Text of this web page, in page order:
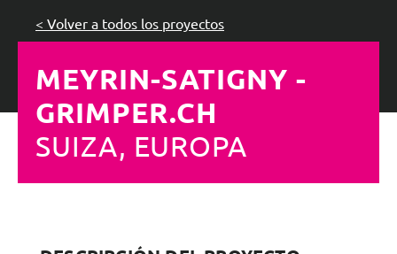
MEYRIN-SATIGNY -
GRIMPER.CH
SUIZA, EUROPA
< Volver a todos los proyectos